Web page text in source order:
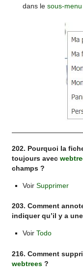
dans le sous-menu
202. Pourquoi la
toujours avec
champs ?
Voir Supprimer
203. Comment
indiquer qu’il y a une
Voir Todo
216. Comment
webtrees ?